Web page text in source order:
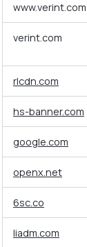
Cookies
www.verint.com
verint.com
rlcdn.com
hs-banner.com
google.com
openx.net
6sc.co
liadm.com